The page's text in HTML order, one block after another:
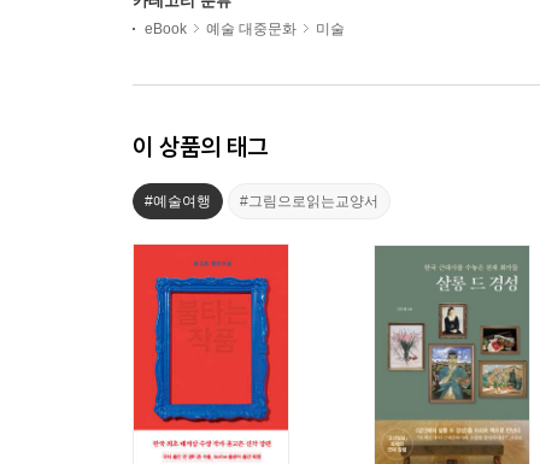
eBook 예술 대중문화 미술
이 상품의 태그
#예술여행 #그림으로읽는교양서